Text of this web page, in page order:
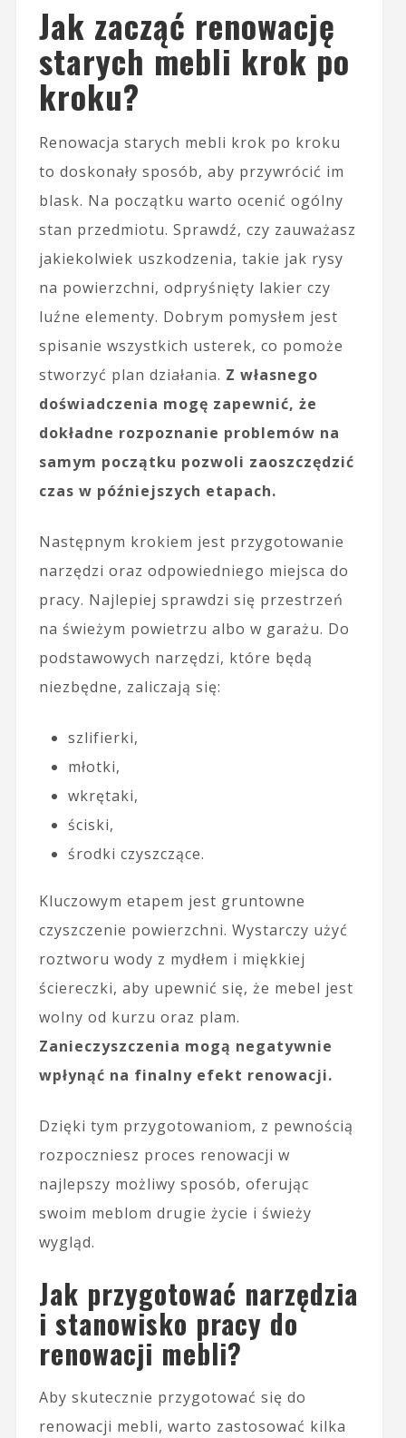
Jak zacząć renowację
starych mebli krok po
kroku?
Renowacja starych mebli krok po kroku
to doskonały sposób, aby przywrócić im
blask. Na początku warto ocenić ogólny
stan przedmiotu. Sprawdź, czy zauważasz
jakiekolwiek uszkodzenia, takie jak rysy
na powierzchni, odpryśnięty lakier czy
luźne elementy. Dobrym pomysłem jest
spisanie wszystkich usterek, co pomoże
stworzyć plan działania. Z własnego
doświadczenia mogę zapewnić, że
dokładne rozpoznanie problemów na
samym początku pozwoli zaoszczędzić
czas w późniejszych etapach.
Następnym krokiem jest przygotowanie
narzędzi oraz odpowiedniego miejsca do
pracy. Najlepiej sprawdzi się przestrzeń
na świeżym powietrzu albo w garażu. Do
podstawowych narzędzi, które będą
niezbędne, zaliczają się:
szlifierki,
młotki,
wkrętaki,
ściski,
środki czyszczące.
Kluczowym etapem jest gruntowne
czyszczenie powierzchni. Wystarczy użyć
roztworu wody z mydłem i miękkiej
ściereczki, aby upewnić się, że mebel jest
wolny od kurzu oraz plam.
Zanieczyszczenia mogą negatywnie
wpłynąć na finalny efekt renowacji.
Dzięki tym przygotowaniom, z pewnością
rozpoczniesz proces renowacji w
najlepszy możliwy sposób, oferując
swoim meblom drugie życie i świeży
wygląd.
Jak przygotować narzędzia
i stanowisko pracy do
renowacji mebli?
Aby skutecznie przygotować się do
renowacji mebli, warto zastosować kilka